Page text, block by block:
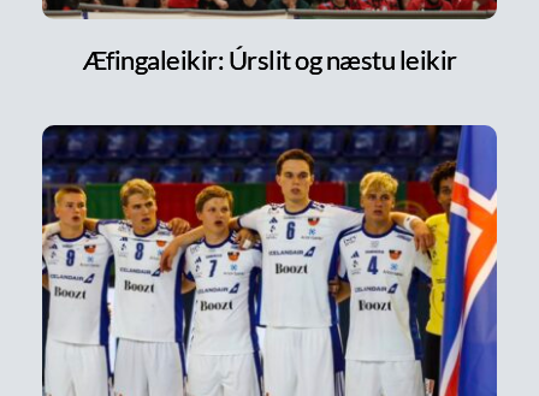
Æfingaleikir: Úrslit og næstu leikir